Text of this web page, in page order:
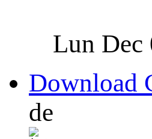
Lun Dec
Download
de